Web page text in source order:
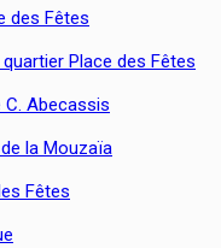
des Fêtes
Place des Fêtes
Abecassis
la Mouzaïa
Fêtes